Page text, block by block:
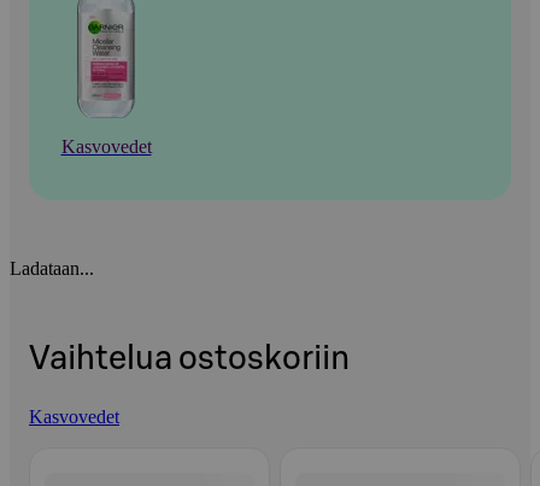
Kasvovedet
Ladataan...
Vaihtelua ostoskoriin
Kasvovedet